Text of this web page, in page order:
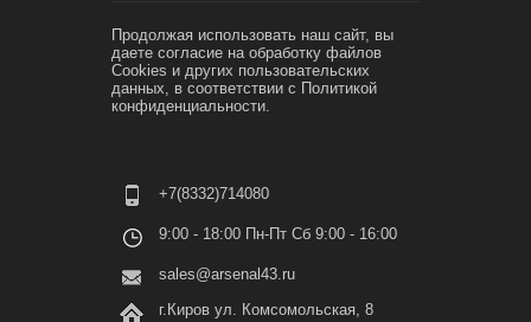
Продолжая использовать наш сайт, вы
даете согласие на обработку файлов
Cookies и других пользовательских
данных, в соответствии с Политикой
конфиденциальности.
+7(8332)714080
9:00 - 18:00 Пн-Пт Сб 9:00 - 16:00
sales@arsenal43.ru
г.Киров ул. Комсомольская, 8